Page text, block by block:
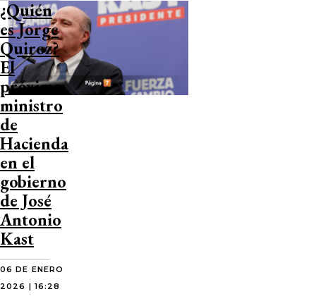
¿Quién
es Jorge
Quiroz?
El
próximo
ministro
de
Hacienda
en el
gobierno
de José
Antonio
Kast
06 DE ENERO
2026 | 16:28